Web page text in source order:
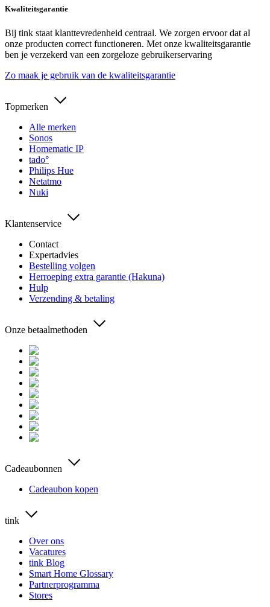
Kwaliteitsgarantie
Bij tink staat klanttevredenheid centraal. We zorgen ervoor dat al
onze producten correct functioneren. Met onze kwaliteitsgarantie
ben je verzekerd van een zorgeloze gebruikerservaring
Zo maak je gebruik van de kwaliteitsgarantie
Topmerken
Alle merken
Sonos
Homematic IP
tado°
Philips Hue
Netatmo
Nuki
Klantenservice
Contact
Expertadvies
Bestelling volgen
Herroeping extra garantie (Hakuna)
Hulp
Verzending & betaling
Onze betaalmethoden
Cadeaubonnen
Cadeaubon kopen
tink
Over ons
Vacatures
tink Blog
Smart Home Glossary
Partnerprogramma
Stores